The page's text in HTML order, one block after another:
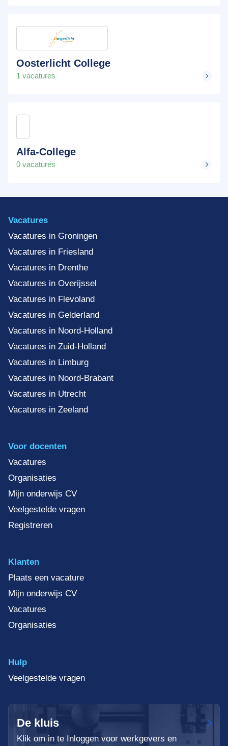
Oosterlicht College
1 vacatures
Alfa-College
0 vacatures
Vacatures
Vacatures in Groningen
Vacatures in Friesland
Vacatures in Drenthe
Vacatures in Overijssel
Vacatures in Flevoland
Vacatures in Gelderland
Vacatures in Noord-Holland
Vacatures in Zuid-Holland
Vacatures in Limburg
Vacatures in Noord-Brabant
Vacatures in Utrecht
Vacatures in Zeeland
Voor docenten
Vacatures
Organisaties
Mijn onderwijs CV
Veelgestelde vragen
Registreren
Klanten
Plaats een vacature
Mijn onderwijs CV
Vacatures
Organisaties
Hulp
Veelgestelde vragen
De kluis
Klik om in te Inloggen voor werkgevers en